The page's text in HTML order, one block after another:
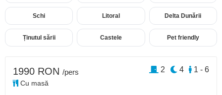
Schi Litoral Delta Dunării
Ținutul sării Castele Pet friendly
1990 RON /pers
Cu masă
1 - 6
4
2